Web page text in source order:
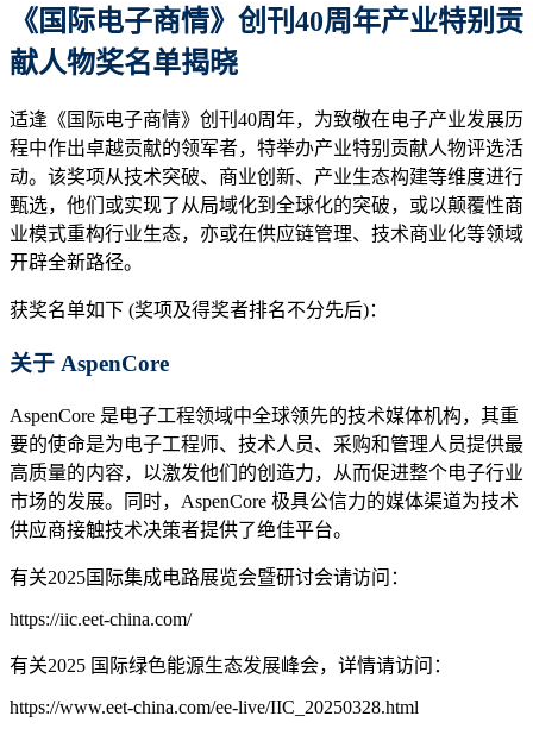
《国际电子商情》创刊40周年产业特别贡
献人物奖名单揭晓
适逢《国际电子商情》创刊40周年，为致敬在电子产业发展历
程中作出卓越贡献的领军者，特举办产业特别贡献人物评选活
动。该奖项从技术突破、商业创新、产业生态构建等维度进行
甄选，他们或实现了从局域化到全球化的突破，或以颠覆性商
业模式重构行业生态，亦或在供应链管理、技术商业化等领域
开辟全新路径。
获奖名单如下 (奖项及得奖者排名不分先后)：
关于 AspenCore
AspenCore 是电子工程领域中全球领先的技术媒体机构，其重
要的使命是为电子工程师、技术人员、采购和管理人员提供最
高质量的内容，以激发他们的创造力，从而促进整个电子行业
市场的发展。同时，AspenCore 极具公信力的媒体渠道为技术
供应商接触技术决策者提供了绝佳平台。
有关2025国际集成电路展览会暨研讨会请访问：
https://iic.eet-china.com/
有关2025 国际绿色能源生态发展峰会，详情请访问：
https://www.eet-china.com/ee-live/IIC_20250328.html